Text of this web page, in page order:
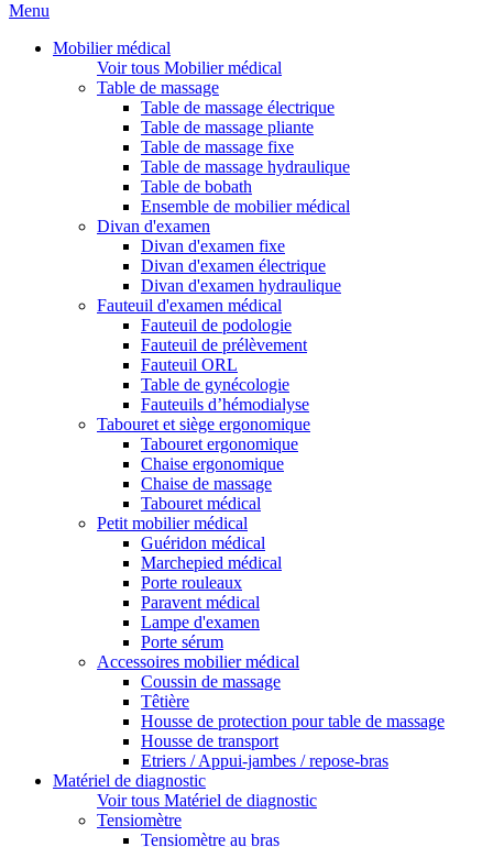
Menu
Mobilier médical
Voir tous Mobilier médical
Table de massage
Table de massage électrique
Table de massage pliante
Table de massage fixe
Table de massage hydraulique
Table de bobath
Ensemble de mobilier médical
Divan d'examen
Divan d'examen fixe
Divan d'examen électrique
Divan d'examen hydraulique
Fauteuil d'examen médical
Fauteuil de podologie
Fauteuil de prélèvement
Fauteuil ORL
Table de gynécologie
Fauteuils d’hémodialyse
Tabouret et siège ergonomique
Tabouret ergonomique
Chaise ergonomique
Chaise de massage
Tabouret médical
Petit mobilier médical
Guéridon médical
Marchepied médical
Porte rouleaux
Paravent médical
Lampe d'examen
Porte sérum
Accessoires mobilier médical
Coussin de massage
Têtière
Housse de protection pour table de massage
Housse de transport
Etriers / Appui-jambes / repose-bras
Matériel de diagnostic
Voir tous Matériel de diagnostic
Tensiomètre
Tensiomètre au bras